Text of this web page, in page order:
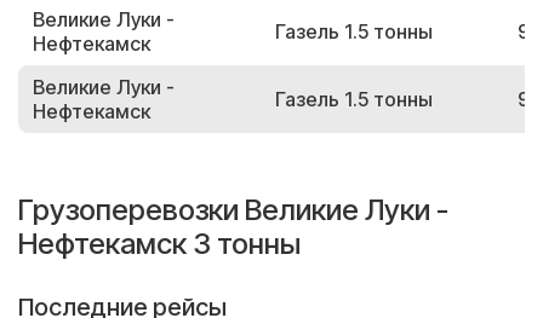
Великие Луки -
Нефтекамск
Газель 1.5 тонны
Великие Луки -
Нефтекамск
Газель 1.5 тонны
Грузоперевозки Великие Луки -
Нефтекамск 3 тонны
Последние рейсы